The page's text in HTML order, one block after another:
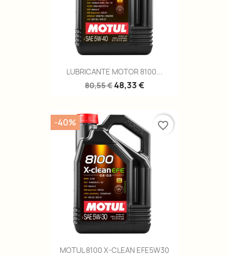
LUBRICANTE MOTOR 8100...
80,55 €48,33 €
MOTUL 8100 X-CLEAN EFE5W30
-40% favorite_border